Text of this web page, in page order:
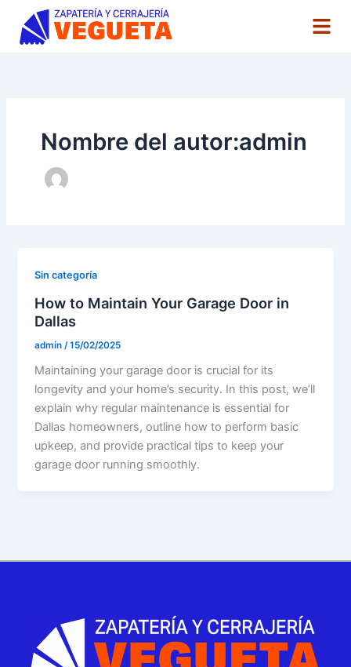
contenido
Nombre del autor:admin
Sin categoría
How to Maintain Your Garage Door in
Dallas
admin /15/02/2025
Maintaining your garage door is crucial for its
longevity and your home’s security. In this post, we’ll
explain why regular maintenance is essential for
Dallas homeowners, outline how to perform basic
upkeep, and provide practical tips to keep your
garage door running smoothly.